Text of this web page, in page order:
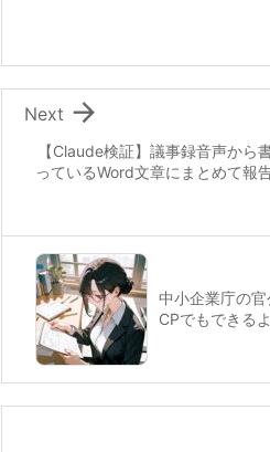
【Claude検証】議事録音声から
っているWord文章にまとめて報

Next
中小企業庁の
CPでもできる